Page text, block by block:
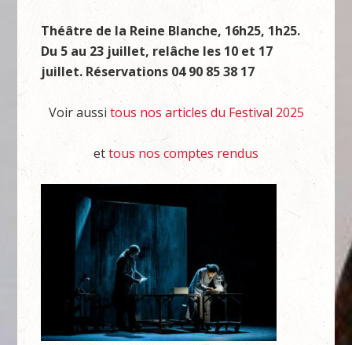
Théâtre de la Reine Blanche, 16h25, 1h25.
Du 5 au 23 juillet, relâche les 10 et 17
juillet. Réservations 04 90 85 38 17
Voir aussi tous nos articles du Festival 2025
ettous nos comptes rendus